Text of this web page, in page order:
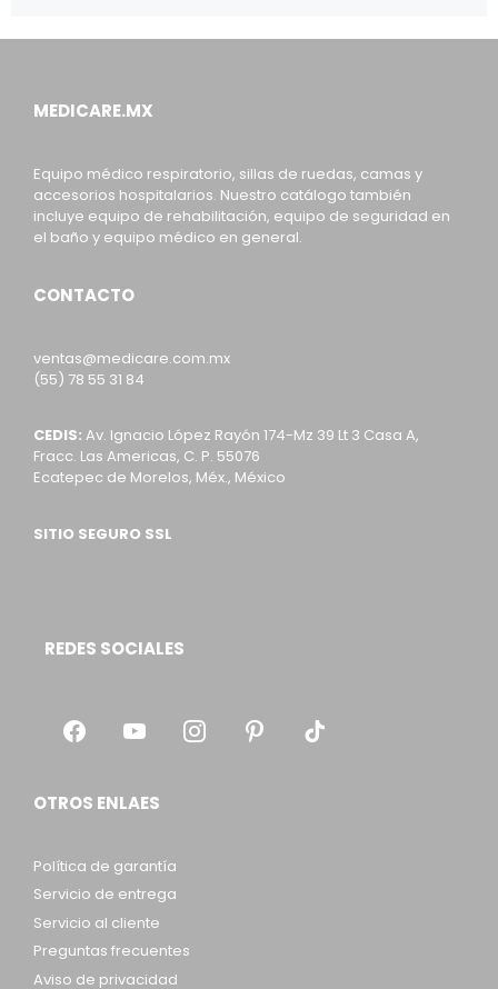
MEDICARE.MX
Equipo médico respiratorio, sillas de ruedas, camas y
accesorios hospitalarios. Nuestro catálogo también
incluye equipo de rehabilitación, equipo de seguridad en
el baño y equipo médico en general.
CONTACTO
ventas@medicare.com.mx
(55) 78 55 31 84
CEDIS: Av. Ignacio López Rayón 174-Mz 39 Lt 3 Casa A,
Fracc. Las Americas, C. P. 55076
Ecatepec de Morelos, Méx., México
SITIO SEGURO SSL
REDES SOCIALES
OTROS ENLAES
Política de garantía
Servicio de entrega
Servicio al cliente
Preguntas frecuentes
Aviso de privacidad